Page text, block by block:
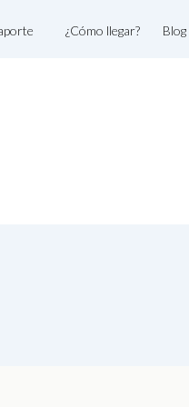
¿Cómo llegar? Blog